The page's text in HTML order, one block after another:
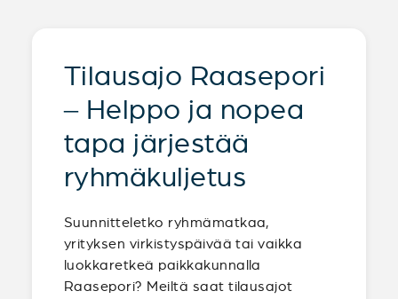
Tilausajo Raasepori
– Helppo ja nopea
tapa järjestää
ryhmäkuljetus
Suunnitteletko ryhmämatkaa,
yrityksen virkistyspäivää tai vaikka
luokkaretkeä paikkakunnalla
Raasepori? Meiltä saat tilausajot